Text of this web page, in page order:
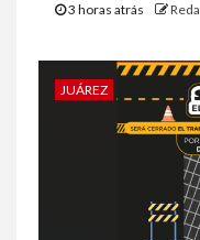
3 horas atrás
JUÁREZ